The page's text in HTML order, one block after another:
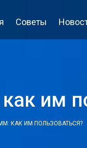
Советы
им
КАК ИМ ПОЛЬЗОВАТЬСЯ?